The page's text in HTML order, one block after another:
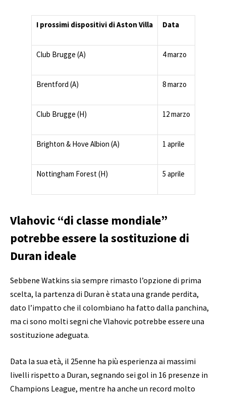
I prossimi dispositivi di Aston Villa Data
Club Brugge (A) 4 marzo
Brentford (A) 8 marzo
Club Brugge (H) 12 marzo
Brighton & Hove Albion (A) 1 aprile
Nottingham Forest (H) 5 aprile
Vlahovic “di classe mondiale”
potrebbe essere la sostituzione di
Duran ideale
Sebbene Watkins sia sempre rimasto l’opzione di prima
scelta, la partenza di Duran è stata una grande perdita,
dato l’impatto che il colombiano ha fatto dalla panchina,
ma ci sono molti segni che Vlahovic potrebbe essere una
sostituzione adeguata.
Data la sua età, il 25enne ha più esperienza ai massimi
livelli rispetto a Duran, segnando sei gol in 16 presenze in
Champions League, mentre ha anche un record molto